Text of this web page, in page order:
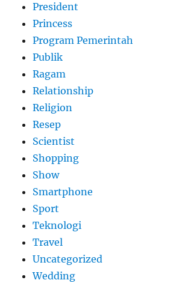
President
Princess
Program Pemerintah
Publik
Ragam
Relationship
Religion
Resep
Scientist
Shopping
Show
Smartphone
Sport
Teknologi
Travel
Uncategorized
Wedding